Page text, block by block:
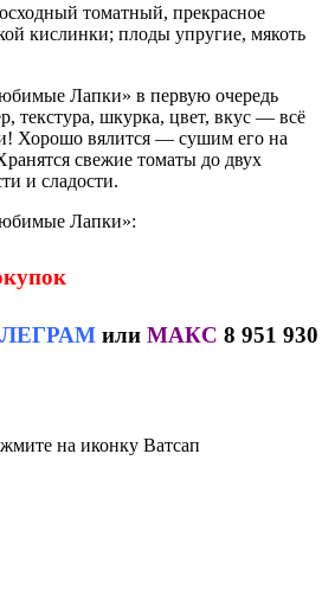
томатный, прекрасное
кислинки; плоды упругие, мякоть
Лапки» в первую очередь
текстура, шкурка, цвет, вкус — всё
Хорошо вялится — сушим его на
свежие томаты до двух
и сладости.
Лапки»:
или МАКС 8 951 930
на иконку Ватсап